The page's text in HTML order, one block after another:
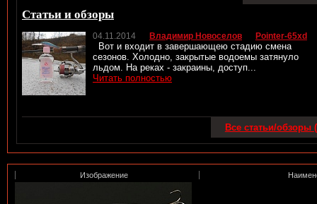
Статьи и обзоры
04.11.2014 Владимир Новоселов Pointer-65xd
Вот и входит в завершающею стадию смена
сезонов. Холодно, закрытые водоемы затянуло
льдом. На реках - закраины, доступ...
Читать полностью
Все статьи/обзоры
Изображение